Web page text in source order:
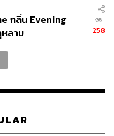
กลิ่น Evening
ลาบ
258